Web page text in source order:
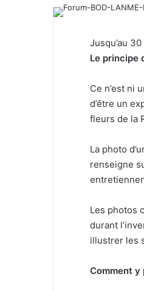
Jusqu’au
Le principe
Ce n’est ni
d’être un
fleurs de la
La photo
renseigne
Les photos
durant
illustrer les
Comment y